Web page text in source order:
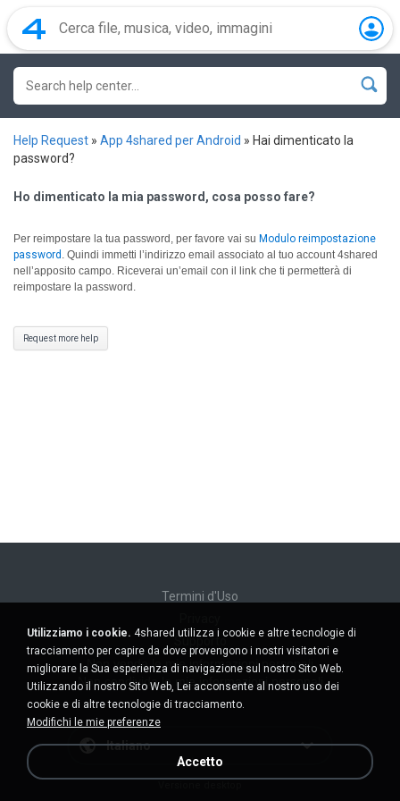
Help Request » App 4shared per Android » Hai dimenticato la
password?
Ho dimenticato la mia password, cosa posso fare?
Per reimpostare la tua password, per favore vai su Modulo reimpostazione
password . Quindi immetti l’indirizzo email associato al tuo account 4shared
nell’apposito campo. Riceverai un’email con il link che ti permetterà di
reimpostare la password.
Request more help
Termini d'Uso
Supporto
Non venda le mie informazioni personali
Non condivida le mie informazioni personali
Italiano
Utilizziamo i cookie. 4shared utilizza i cookie e altre tecnologie di
tracciamento per capire da dove provengono i nostri visitatori e
migliorare la Sua esperienza di navigazione sul nostro Sito Web.
Utilizzando il nostro Sito Web, Lei acconsente al nostro uso dei
cookie e di altre tecnologie di tracciamento.
Modifichi le mie preferenze
Accetto